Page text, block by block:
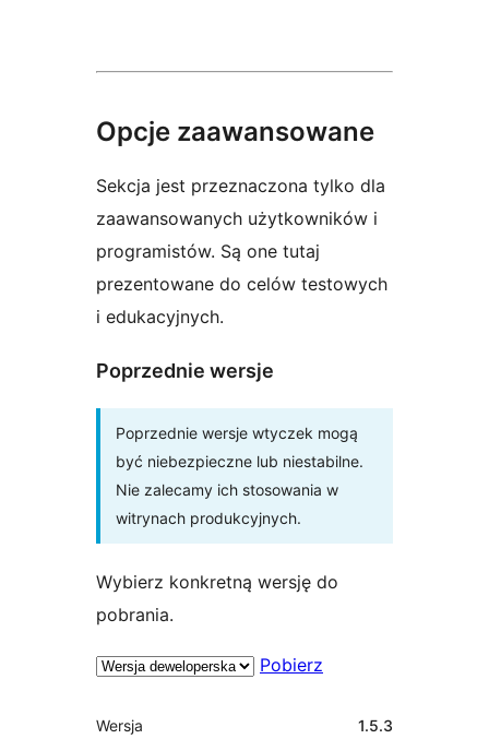
Opcje zaawansowane
Sekcja jest przeznaczona tylko dla
zaawansowanych użytkowników i
programistów. Są one tutaj
prezentowane do celów testowych
i edukacyjnych.
Poprzednie wersje
Poprzednie wersje wtyczek mogą
być niebezpieczne lub niestabilne.
Nie zalecamy ich stosowania w
witrynach produkcyjnych.
Wybierz konkretną wersję do
pobrania.
Pobierz
Meta
Wersja 1.5.3